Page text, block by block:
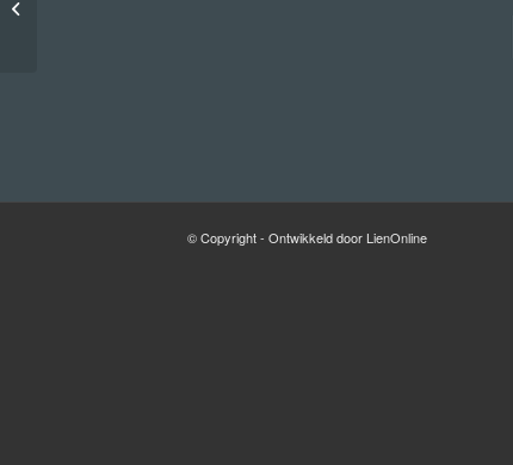
© Copyright - Ontwikkeld door LienOnline